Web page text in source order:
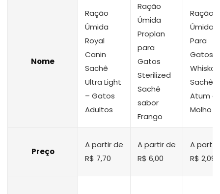
Nome
Ração
Úmida
Royal
Canin
Sachê
Ultra Light
– Gatos
Adultos
Ração
Úmida
Proplan
para
Gatos
Sterilized
Sachê
sabor
Frango
Ração
Úmida
Para
Gatos
Whiskas
Sachê
Atum
Molho
Preço
A partir de
R$ 7,70
A partir de
R$ 6,00
A partir
R$ 2,09